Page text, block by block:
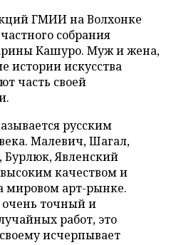
ГМИИ на Волхонке
собрания
Кашуро. Муж и жена,
истории искусства
часть своей
русским
Малевич, Шагал,
Явленский
качеством и
арт-рынке.
точный и
работ, это
исчерпывает